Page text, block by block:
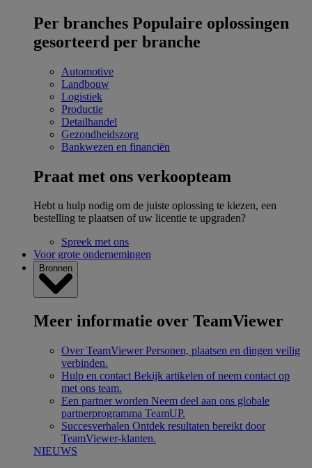
Per branches Populaire oplossingen
gesorteerd per branche
Automotive
Landbouw
Logistiek
Productie
Detailhandel
Gezondheidszorg
Bankwezen en financiën
Praat met ons verkoopteam
Hebt u hulp nodig om de juiste oplossing te kiezen, een
bestelling te plaatsen of uw licentie te upgraden?
Spreek met ons
Voor grote ondernemingen
Bronnen
Meer informatie over TeamViewer
Over TeamViewer Personen, plaatsen en dingen veilig
verbinden.
Hulp en contact Bekijk artikelen of neem contact op
met ons team.
Een partner worden Neem deel aan ons globale
partnerprogramma TeamUP.
Succesverhalen Ontdek resultaten bereikt door
TeamViewer-klanten.
NIEUWS